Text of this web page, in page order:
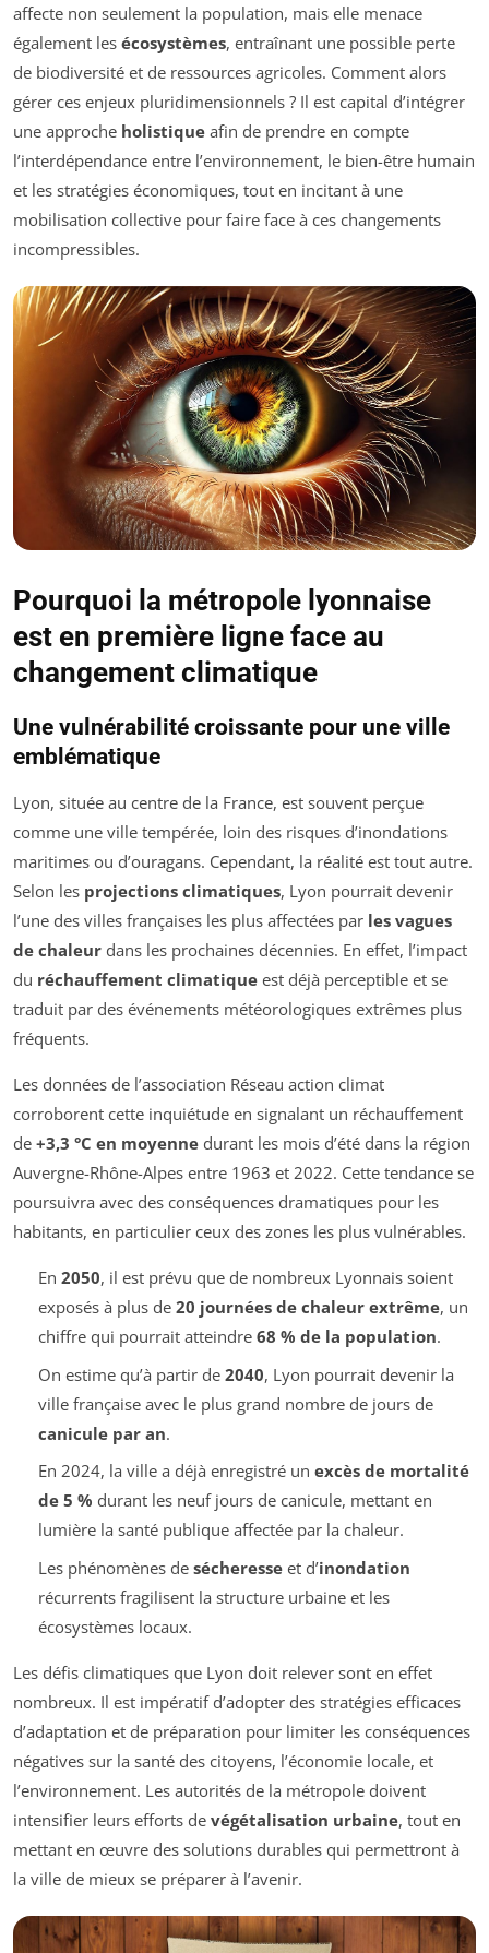
affecte non seulement la population, mais elle menace
également les écosystèmes, entraînant une possible perte
de biodiversité et de ressources agricoles. Comment alors
gérer ces enjeux pluridimensionnels ? Il est capital d’intégrer
une approche holistique afin de prendre en compte
l’interdépendance entre l’environnement, le bien-être humain
et les stratégies économiques, tout en incitant à une
mobilisation collective pour faire face à ces changements
incompressibles.
Pourquoi la métropole lyonnaise
est en première ligne face au
changement climatique
Une vulnérabilité croissante pour une ville
emblématique
Lyon, située au centre de la France, est souvent perçue
comme une ville tempérée, loin des risques d’inondations
maritimes ou d’ouragans. Cependant, la réalité est tout autre.
Selon les projections climatiques, Lyon pourrait devenir
l’une des villes françaises les plus affectées par les vagues
de chaleur dans les prochaines décennies. En effet, l’impact
du réchauffement climatique est déjà perceptible et se
traduit par des événements météorologiques extrêmes plus
fréquents.
Les données de l’association Réseau action climat
corroborent cette inquiétude en signalant un réchauffement
de +3,3 °C en moyenne durant les mois d’été dans la région
Auvergne-Rhône-Alpes entre 1963 et 2022. Cette tendance se
poursuivra avec des conséquences dramatiques pour les
habitants, en particulier ceux des zones les plus vulnérables.
En 2050, il est prévu que de nombreux Lyonnais soient
exposés à plus de 20 journées de chaleur extrême, un
chiffre qui pourrait atteindre 68 % de la population.
On estime qu’à partir de 2040, Lyon pourrait devenir la
ville française avec le plus grand nombre de jours de
canicule par an.
En 2024, la ville a déjà enregistré un excès de mortalité
de 5 % durant les neuf jours de canicule, mettant en
lumière la santé publique affectée par la chaleur.
Les phénomènes de sécheresseet d’inondation
récurrents fragilisent la structure urbaine et les
écosystèmes locaux.
Les défis climatiques que Lyon doit relever sont en effet
nombreux. Il est impératif d’adopter des stratégies efficaces
d’adaptation et de préparation pour limiter les conséquences
négatives sur la santé des citoyens, l’économie locale, et
l’environnement. Les autorités de la métropole doivent
intensifier leurs efforts de végétalisation urbaine, tout en
mettant en œuvre des solutions durables qui permettront à
la ville de mieux se préparer à l’avenir.